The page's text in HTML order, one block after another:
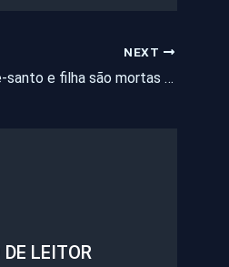
NEXT
Mãe-de-santo e filha são mortas a tiros dentro de casa em Caucaia, na Grande Fortaleza
LEITOR